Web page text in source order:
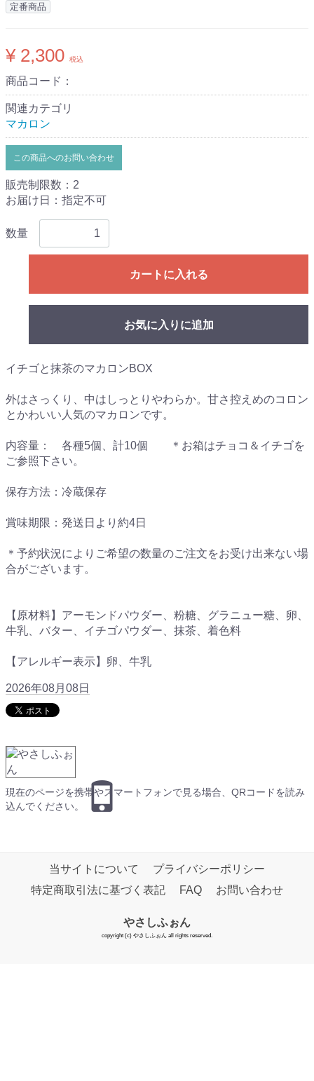
定番商品
¥ 2,300 税込
商品コード：
関連カテゴリ
マカロン
この商品へのお問い合わせ
販売制限数：2
お届け日：指定不可
数量
カートに入れる
お気に入りに追加
イチゴと抹茶のマカロンBOX
外はさっくり、中はしっとりやわらか。甘さ控えめのコロン
とかわいい人気のマカロンです。
内容量： 各種5個、計10個 ＊お箱はチョコ＆イチゴを
ご参照下さい。
保存方法：冷蔵保存
賞味期限：発送日より約4日
＊予約状況によりご希望の数量のご注文をお受け出来ない場
合がございます。
【原材料】アーモンドパウダー、粉糖、グラニュー糖、卵、
牛乳、バター、イチゴパウダー、抹茶、着色料
【アレルギー表示】卵、牛乳
2026年08月08日
現在のページを携帯やスマートフォンで見る場合、QRコードを読み
込んでください。
当サイトについて
プライバシーポリシー
特定商取引法に基づく表記
FAQ お問い合わせ
やさしふぉん
copyright (c) やさしふぉん all rights reserved.